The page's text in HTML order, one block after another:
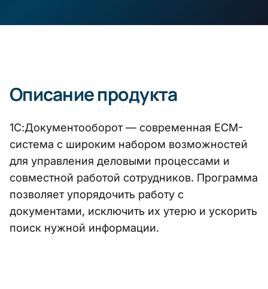
Описание продукта
1С:Документооборот — современная ECM-
система с широким набором возможностей
для управления деловыми процессами и
совместной работой сотрудников. Программа
позволяет упорядочить работу с
документами, исключить их утерю и ускорить
поиск нужной информации.